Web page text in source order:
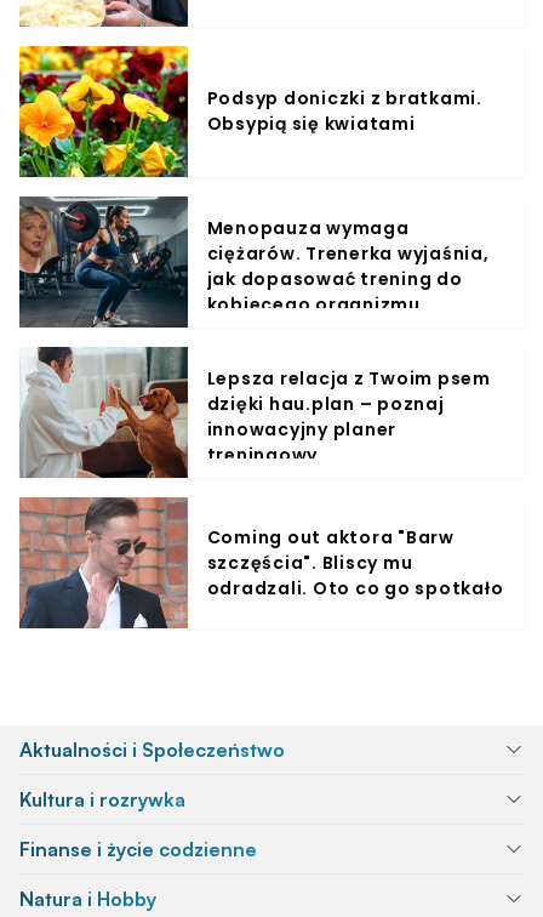
Podsyp doniczki z bratkami.
Obsypią się kwiatami
Menopauza wymaga
ciężarów. Trenerka wyjaśnia,
jak dopasować trening do
kobiecego organizmu
Lepsza relacja z Twoim psem
dzięki hau.plan – poznaj
innowacyjny planer
treningowy
Coming out aktora "Barw
szczęścia". Bliscy mu
odradzali. Oto co go spotkało
Aktualności i Społeczeństwo
Kultura i rozrywka
Finanse i życie codzienne
Natura i Hobby